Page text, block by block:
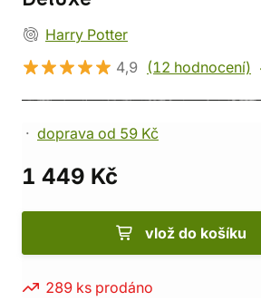
Harry Potter
4,9 (12 hodnocení)
doprava od 59 Kč
1 449 Kč
vlož do košíku
289 ks prodáno